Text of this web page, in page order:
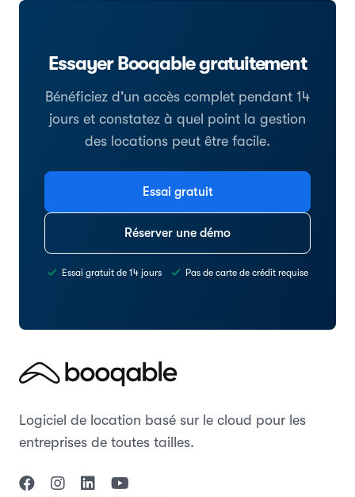
Essayer Booqable gratuitement
Bénéficiez d'un accès complet pendant 14
jours et constatez à quel point la gestion
des locations peut être facile.
Essai gratuit
Réserver une démo
Essai gratuit de 14 jours Pas de carte de crédit requise
Logiciel de location basé sur le cloud pour les
entreprises de toutes tailles.